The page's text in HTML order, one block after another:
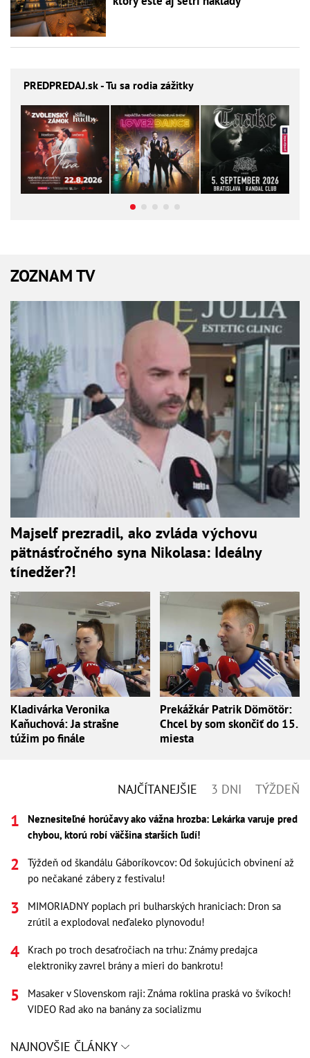
PREDPREDAJ.sk - Tu sa rodia zážitky
ZOZNAM TV
Majself prezradil, ako zvláda výchovu
pätnásťročného syna Nikolasa: Ideálny
tínedžer?!
Kladivárka Veronika
Kaňuchová: Ja strašne
túžim po finále
Prekážkár Patrik Dömötör:
Chcel by som skončiť do 15.
miesta
NAJČÍTANEJŠIE 3 DNI TÝŽDEŇ
Neznesiteľné horúčavy ako vážna hrozba: Lekárka varuje pred
chybou, ktorú robí väčšina starších ľudí!
Týždeň od škandálu Gáboríkovcov: Od šokujúcich obvinení až
po nečakané zábery z festivalu!
MIMORIADNY poplach pri bulharských hraniciach: Dron sa
zrútil a explodoval neďaleko plynovodu!
Krach po troch desaťročiach na trhu: Známy predajca
elektroniky zavrel brány a mieri do bankrotu!
Masaker v Slovenskom raji: Známa roklina praská vo švíkoch!
VIDEO Rad ako na banány za socializmu
NAJNOVŠIE ČLÁNKY